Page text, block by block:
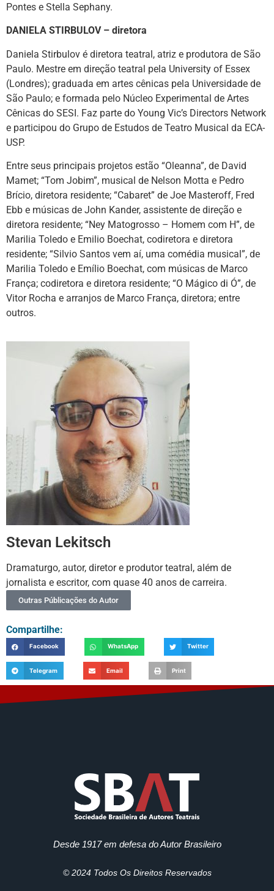
Pontes e Stella Sephany.
DANIELA STIRBULOV – diretora
Daniela Stirbulov é diretora teatral, atriz e produtora de São
Paulo. Mestre em direção teatral pela University of Essex
(Londres); graduada em artes cênicas pela Universidade de
São Paulo; e formada pelo Núcleo Experimental de Artes
Cênicas do SESI. Faz parte do Young Vic’s Directors Network
e participou do Grupo de Estudos de Teatro Musical da ECA-
USP.
Entre seus principais projetos estão “Oleanna”, de David
Mamet; “Tom Jobim”, musical de Nelson Motta e Pedro
Brício, diretora residente; “Cabaret” de Joe Masteroff, Fred
Ebb e músicas de John Kander, assistente de direção e
diretora residente; “Ney Matogrosso – Homem com H”, de
Marilia Toledo e Emilio Boechat, codiretora e diretora
residente; “Silvio Santos vem aí, uma comédia musical”, de
Marilia Toledo e Emílio Boechat, com músicas de Marco
França; codiretora e diretora residente; “O Mágico di Ó”, de
Vitor Rocha e arranjos de Marco França, diretora; entre
outros.
Stevan Lekitsch
Dramaturgo, autor, diretor e produtor teatral, além de
jornalista e escritor, com quase 40 anos de carreira.
Outras Públicações do Autor
Compartilhe:
Facebook WhatsApp Twitter
Telegram Email Print
Desde 1917 em defesa do Autor Brasileiro
© 2024 Todos Os Direitos Reservados